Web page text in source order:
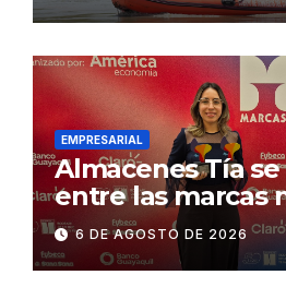
exige celeridad
desmontaje del
Gonzalo Icaza
Daule
EMPRESARIAL
Almacenes Tía
entre las marcas
influyentes del
6 DE AGOSTO DE 2026